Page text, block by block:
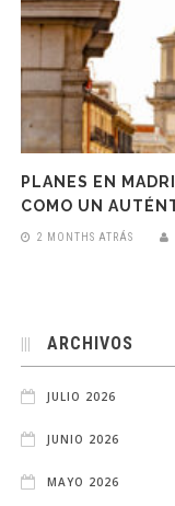
PLANES EN
COMO UN
2 MONTHS ATRÁS
ARCHIVOS
JULIO 2026
JUNIO 2026
MAYO 2026